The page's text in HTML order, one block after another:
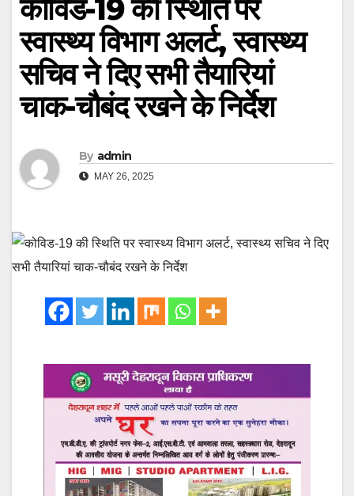
कोविड-19 की स्थिति पर
स्वास्थ्य विभाग अलर्ट, स्वास्थ्य
सचिव ने दिए सभी तैयारियां
चाक-चौबंद रखने के निर्देश
By admin
MAY 26, 2025